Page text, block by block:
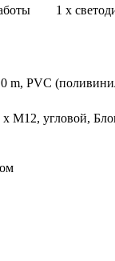
1 x
m, PVC
x M12, угловой,